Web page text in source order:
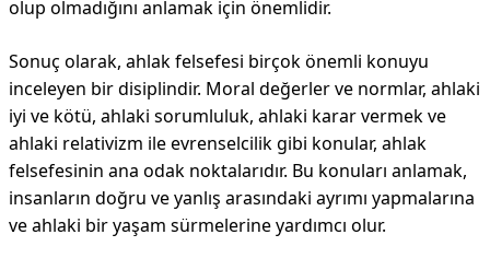
olup olmadığını anlamak için önemlidir.
Sonuç olarak, ahlak felsefesi birçok önemli konuyu
inceleyen bir disiplindir. Moral değerler ve normlar, ahlaki
iyi ve kötü, ahlaki sorumluluk, ahlaki karar vermek ve
ahlaki relativizm ile evrenselcilik gibi konular, ahlak
felsefesinin ana odak noktalarıdır. Bu konuları anlamak,
insanların doğru ve yanlış arasındaki ayrımı yapmalarına
ve ahlaki bir yaşam sürmelerine yardımcı olur.